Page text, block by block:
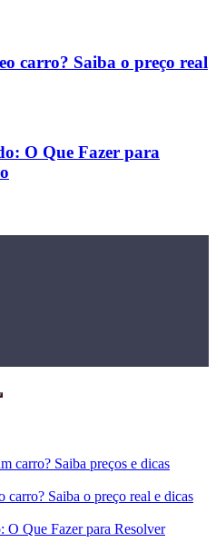
carro? Saiba o preço real
O Que Fazer para
carro? Saiba preços e dicas
carro? Saiba o preço real e dicas
O Que Fazer para Resolver